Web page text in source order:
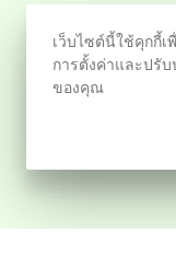
ติ
เว็บไซต์นี้ใช้คุกกี้เ
การตั้งค่าและปรั
ของคุณ